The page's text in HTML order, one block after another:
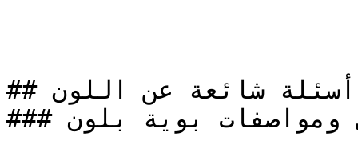
## أسئلة شائعة عن اللون
### ما هي تفاصيل ومواصفات بوية بلون N-1045؟